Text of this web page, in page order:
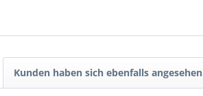
Kunden haben sich ebenfalls angesehen